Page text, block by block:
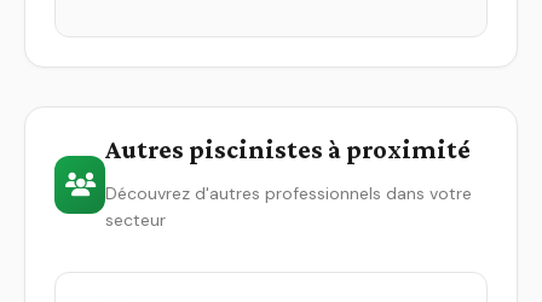
Autres piscinistes à proximité
Découvrez d'autres professionnels dans votre
secteur